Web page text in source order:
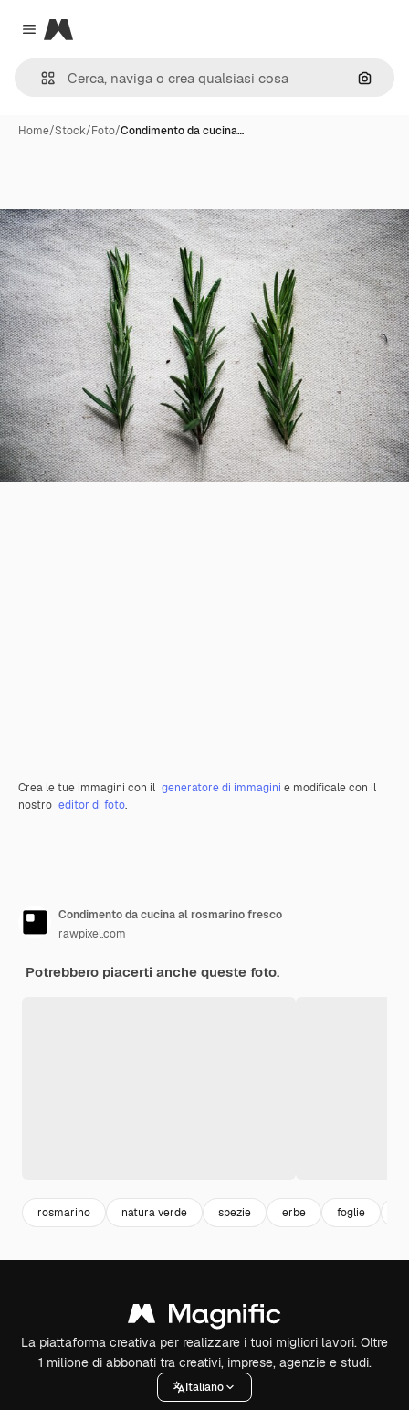
Close menu
Magnific
Cerca
Home/Stock/Foto/Condimento da cucina…
Crea le tue immagini con il generatore di immagini e modificale con il
nostro editor di foto.
Condimento da cucina al rosmarino fresco
rawpixel.com
Potrebbero piacerti anche queste foto.
rosmarino natura verde spezie erbe foglie
La piattaforma creativa per realizzare i tuoi migliori lavori. Oltre
1 milione di abbonati tra creativi, imprese, agenzie e studi.
Italiano